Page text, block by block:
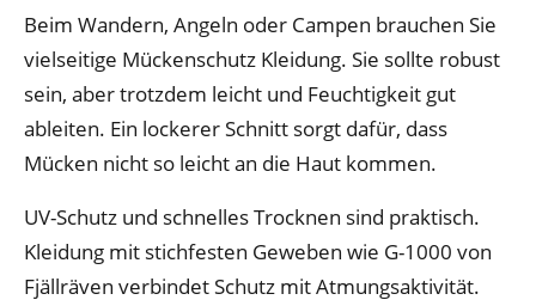
Beim Wandern, Angeln oder Campen brauchen Sie
vielseitige Mückenschutz Kleidung. Sie sollte robust
sein, aber trotzdem leicht und Feuchtigkeit gut
ableiten. Ein lockerer Schnitt sorgt dafür, dass
Mücken nicht so leicht an die Haut kommen.
UV-Schutz und schnelles Trocknen sind praktisch.
Kleidung mit stichfesten Geweben wie G-1000 von
Fjällräven verbindet Schutz mit Atmungsaktivität.